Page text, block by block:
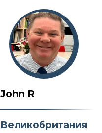
John R
Великобритания